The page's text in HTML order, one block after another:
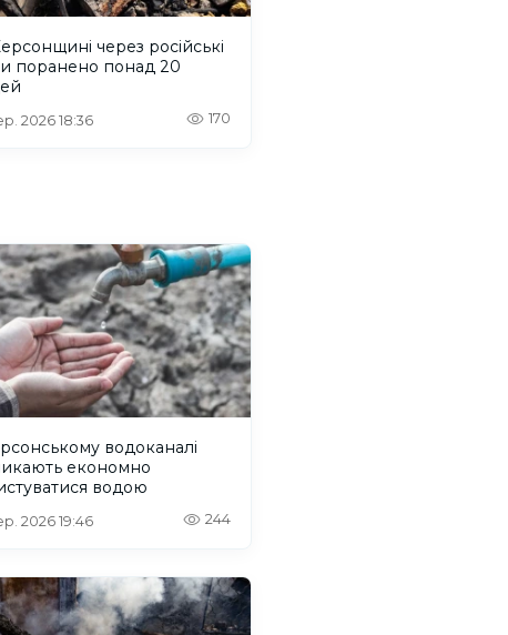
через російські
поранено понад 20
2026 18:36 170
водоканалі
економно
водою
2026 19:46 244